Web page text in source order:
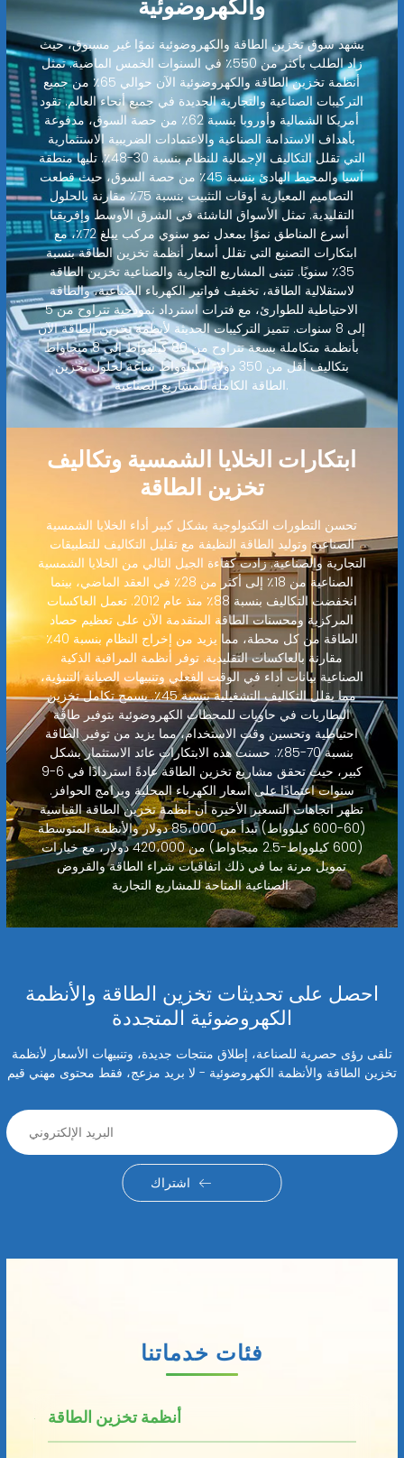
والكهروضوئية
يشهد سوق تخزين الطاقة والكهروضوئية نموًا غير مسبوق، حيث
زاد الطلب بأكثر من 550٪ في السنوات الخمس الماضية. تمثل
أنظمة تخزين الطاقة والكهروضوئية الآن حوالي 65٪ من جميع
التركيبات الصناعية والتجارية الجديدة في جميع أنحاء العالم. تقود
أمريكا الشمالية وأوروبا بنسبة 62٪ من حصة السوق، مدفوعة
بأهداف الاستدامة الصناعية والاعتمادات الضريبية الاستثمارية
التي تقلل التكاليف الإجمالية للنظام بنسبة 30-48٪. تليها منطقة
آسيا والمحيط الهادئ بنسبة 45٪ من حصة السوق، حيث قطعت
التصاميم المعيارية أوقات التثبيت بنسبة 75٪ مقارنة بالحلول
التقليدية. تمثل الأسواق الناشئة في الشرق الأوسط وإفريقيا
أسرع المناطق نموًا بمعدل نمو سنوي مركب يبلغ 72٪، مع
ابتكارات التصنيع التي تقلل أسعار أنظمة تخزين الطاقة بنسبة
35٪ سنويًا. تتبنى المشاريع التجارية والصناعية تخزين الطاقة
لاستقلالية الطاقة، تخفيف فواتير الكهرباء الصناعية، والطاقة
الاحتياطية للطوارئ، مع فترات استرداد نموذجية تتراوح من 5
إلى 8 سنوات. تتميز التركيبات الحديثة لأنظمة تخزين الطاقة الآن
بأنظمة متكاملة بسعة تتراوح من 80 كيلوواط إلى 8 ميجاواط
بتكاليف أقل من 350 دولارًا/كيلوواط ساعة لحلول تخزين
الطاقة الكاملة للمشاريع الصناعية.
ابتكارات الخلايا الشمسية وتكاليف
تخزين الطاقة
تحسن التطورات التكنولوجية بشكل كبير أداء الخلايا الشمسية
الصناعية وتوليد الطاقة النظيفة مع تقليل التكاليف للتطبيقات
التجارية والصناعية. زادت كفاءة الجيل التالي من الخلايا الشمسية
الصناعية من 18٪ إلى أكثر من 28٪ في العقد الماضي، بينما
انخفضت التكاليف بنسبة 88٪ منذ عام 2012. تعمل العاكسات
المركزية ومحسنات الطاقة المتقدمة الآن على تعظيم حصاد
الطاقة من كل محطة، مما يزيد من إخراج النظام بنسبة 40٪
مقارنة بالعاكسات التقليدية. توفر أنظمة المراقبة الذكية
الصناعية بيانات أداء في الوقت الفعلي وتنبيهات الصيانة التنبؤية،
مما يقلل التكاليف التشغيلية بنسبة 45٪. يسمح تكامل تخزين
البطاريات في حاويات للمحطات الكهروضوئية بتوفير طاقة
احتياطية وتحسين وقت الاستخدام، مما يزيد من توفير الطاقة
بنسبة 70-85٪. حسنت هذه الابتكارات عائد الاستثمار بشكل
كبير، حيث تحقق مشاريع تخزين الطاقة عادةً استردادًا في 6-9
سنوات اعتمادًا على أسعار الكهرباء المحلية وبرامج الحوافز.
تظهر اتجاهات التسعير الأخيرة أن أنظمة تخزين الطاقة القياسية
(60-600 كيلوواط) تبدأ من 85،000 دولار والأنظمة المتوسطة
(600 كيلوواط-2.5 ميجاواط) من 420،000 دولار، مع خيارات
تمويل مرنة بما في ذلك اتفاقيات شراء الطاقة والقروض
الصناعية المتاحة للمشاريع التجارية.
احصل على تحديثات تخزين الطاقة والأنظمة
الكهروضوئية المتجددة
تلقى رؤى حصرية للصناعة، إطلاق منتجات جديدة، وتنبيهات الأسعار لأنظمة
تخزين الطاقة والأنظمة الكهروضوئية - لا بريد مزعج، فقط محتوى مهني قيم
اشتراك
فئات خدماتنا
أنظمة تخزين الطاقة